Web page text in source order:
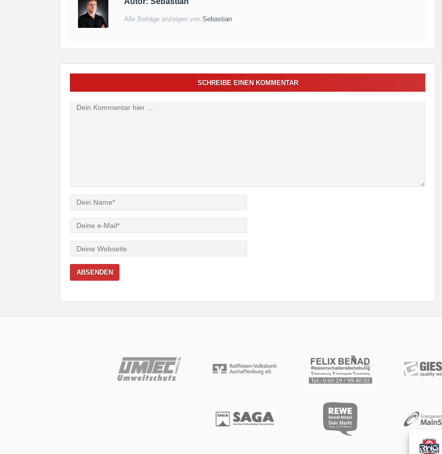
Alle Beitäge anzeigen vonSebastian
SCHREIBE EINEN KOMMENTAR
Verfasser
Mail
Webseite